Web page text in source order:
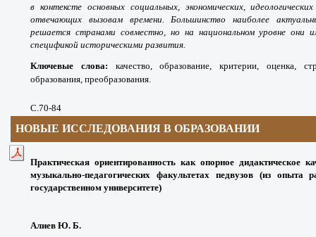
в контексте основных социальных, экономических,
отвечающих вызовам времени. Большинство наиболее
решается странами совместно, но на национальном уровне они
спецификой историческими развития.
Ключевые слова: качество, образование, критерии, оценка,
образования, преобразования.
С.70-84
НОВЫЕ ИССЛЕДОВАНИЯ В ОБРАЗОВАНИИ
Практическая ориентированность как опорное дидактическое
музыкально-педагогических факультетах педвузов (из опыта
государственном университете)
Алиев Ю. Б.